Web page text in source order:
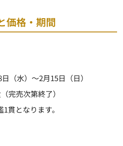
価格・期間
（水）～2月15日（日）
完売次第終了）
貫となります。